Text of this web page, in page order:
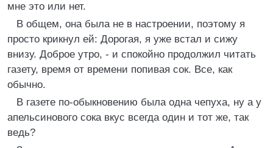
мне это или нет.
В общем, она была не в настроении, поэтому я
просто крикнул ей: Дорогая, я уже встал и сижу
внизу. Доброе утро, - и спокойно продолжил читать
газету, время от времени попивая сок. Все, как
обычно.
В газете по-обыкновению была одна чепуха, ну а у
апельсинового сока вкус всегда один и тот же, так
ведь?